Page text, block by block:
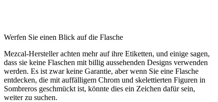
Werfen Sie einen Blick auf die Flasche
Mezcal-Hersteller achten mehr auf ihre Etiketten, und einige sagen,
dass sie keine Flaschen mit billig aussehenden Designs verwenden
werden. Es ist zwar keine Garantie, aber wenn Sie eine Flasche
entdecken, die mit auffälligem Chrom und skelettierten Figuren in
Sombreros geschmückt ist, könnte dies ein Zeichen dafür sein,
weiter zu suchen.